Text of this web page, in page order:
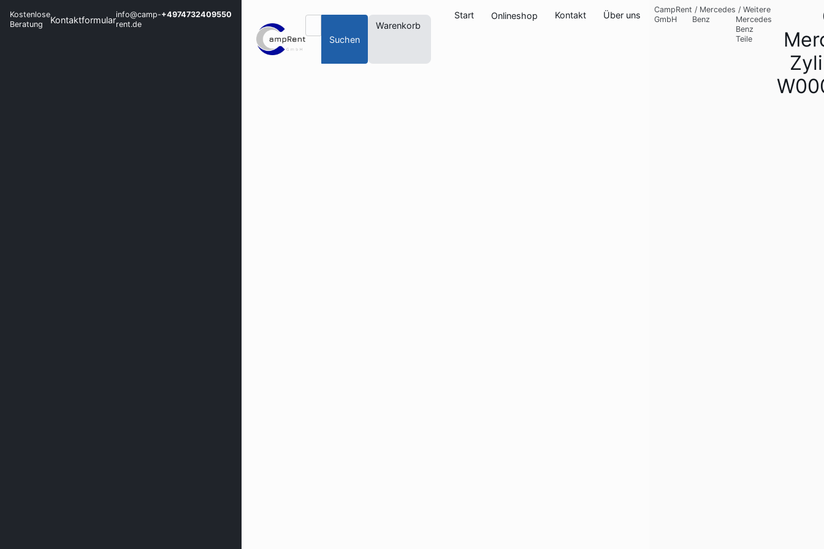
Kostenlose
Beratung
Kontaktformularinfo@camp-
rent.de
+4974732409550
Suchen
Warenkorb
Start Onlineshop Kontakt Über uns
CampRent
GmbH
/ Mercedes
Benz
/ Weitere
Mercedes
Benz
Teile